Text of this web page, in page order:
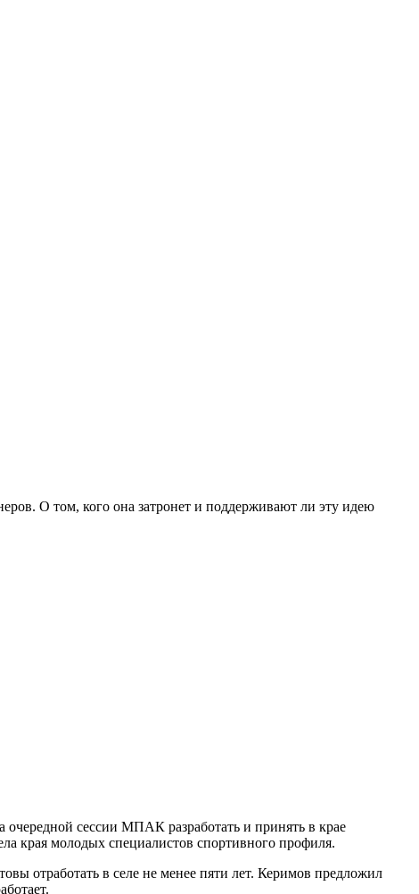
О том, кого она затронет и поддерживают ли эту идею
сессии МПАК разработать и принять в крае
края молодых специалистов спортивного профиля.
отработать в селе не менее пяти лет. Керимов предложил